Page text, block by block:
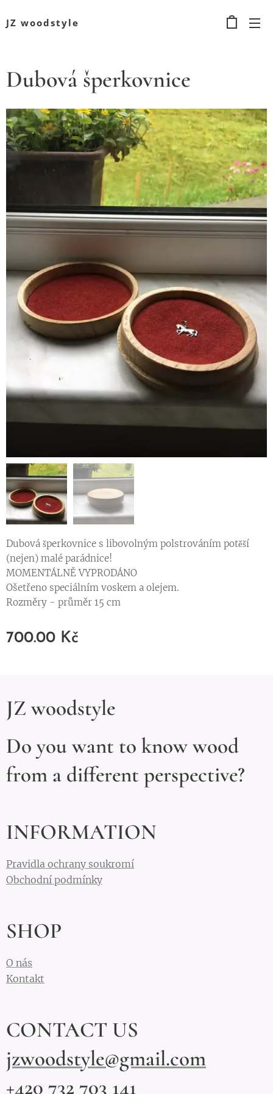
JZ woodstyle
Dubová šperkovnice
Dubová šperkovnice s libovolným polstrováním potěší
(nejen) malé parádnice!
MOMENTÁLNĚ VYPRODÁNO
Ošetřeno speciálním voskem a olejem.
Rozměry - průměr 15 cm
700.00 Kč
JZ woodstyle
Do you want to know wood
from a different perspective?
INFORMATION
Pravidla ochrany soukromí
Obchodní podmínky
SHOP
O nás
Kontakt
CONTACT US
jzwoodstyle@gmail.com
+420 732 703 141